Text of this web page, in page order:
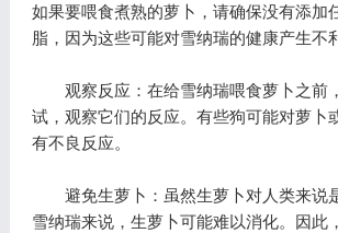
如果要喂食煮熟的萝卜，请确保没有添加
脂，因为这些可能对雪纳瑞的健康产生不
观察反应：在给雪纳瑞喂食萝卜之前
试，观察它们的反应。有些狗可能对萝卜
有不良反应。
避免生萝卜：虽然生萝卜对人类来说
雪纳瑞来说，生萝卜可能难以消化。因此